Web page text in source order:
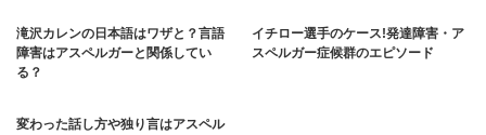
滝沢カレンの日本語はワザと？言語
障害はアスペルガーと関係してい
る？
イチロー選手のケース!発達障害・ア
スペルガー症候群のエピソード
変わった話し方や独り言はアスペル